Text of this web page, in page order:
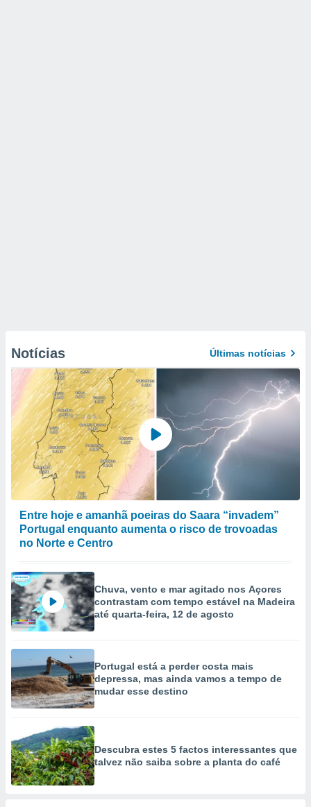
Notícias Últimas notícias
Entre hoje e amanhã poeiras do Saara “invadem”
Portugal enquanto aumenta o risco de trovoadas
no Norte e Centro
Chuva, vento e mar agitado nos Açores
contrastam com tempo estável na Madeira
até quarta-feira, 12 de agosto
Portugal está a perder costa mais
depressa, mas ainda vamos a tempo de
mudar esse destino
Descubra estes 5 factos interessantes que
talvez não saiba sobre a planta do café